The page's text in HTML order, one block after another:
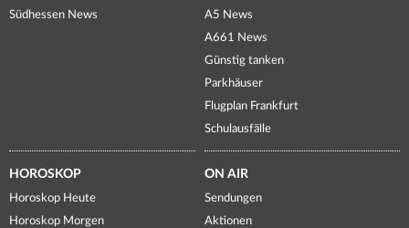
Südhessen News
A5 News
A661 News
Günstig tanken
Parkhäuser
Flugplan Frankfurt
Schulausfälle
HOROSKOP
Horoskop Heute
Horoskop Morgen
ON AIR
Sendungen
Aktionen